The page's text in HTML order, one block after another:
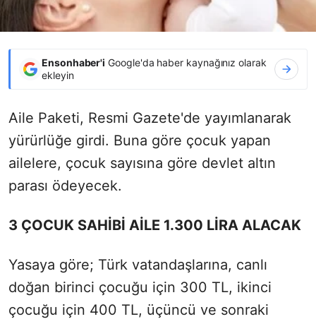
Ensonhaber'i Google'da haber kaynağınız olarak
ekleyin
Aile Paketi, Resmi Gazete'de yayımlanarak
yürürlüğe girdi. Buna göre çocuk yapan
ailelere, çocuk sayısına göre devlet altın
parası ödeyecek.
3 ÇOCUK SAHİBİ AİLE 1.300 LİRA ALACAK
Yasaya göre; Türk vatandaşlarına, canlı
doğan birinci çocuğu için 300 TL, ikinci
çocuğu için 400 TL, üçüncü ve sonraki